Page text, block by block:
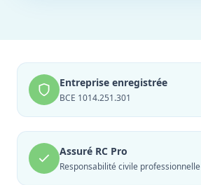
Entreprise enregistrée
BCE 1014.251.301
Assuré RC Pro
Responsabilité civile professionnelle